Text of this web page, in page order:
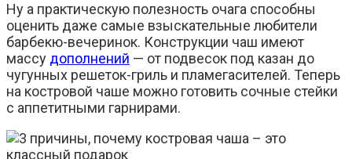
Ну а практическую полезность очага способны
оценить даже самые взыскательные любители
барбекю-вечеринок. Конструкции чаш имеют
массу дополнений — от подвесок под казан до
чугунных решеток-гриль и пламегасителей. Теперь
на костровой чаше можно готовить сочные стейки
с аппетитными гарнирами.